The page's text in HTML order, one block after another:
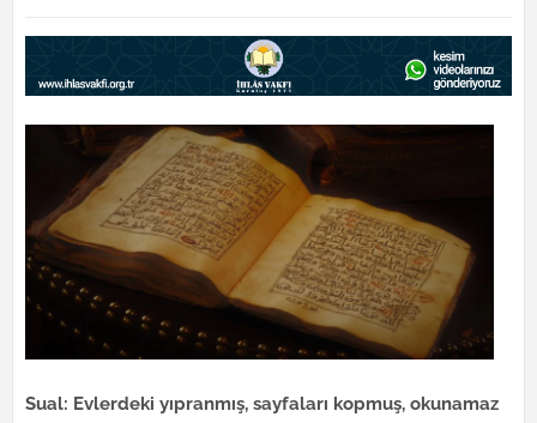
Sual: Evlerdeki yıpranmış, sayfaları kopmuş, okunamaz